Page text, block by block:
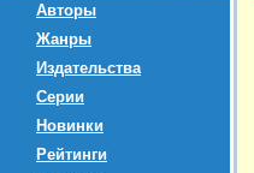
Авторы
Жанры
Издательства
Серии
Новинки
Рейтинги